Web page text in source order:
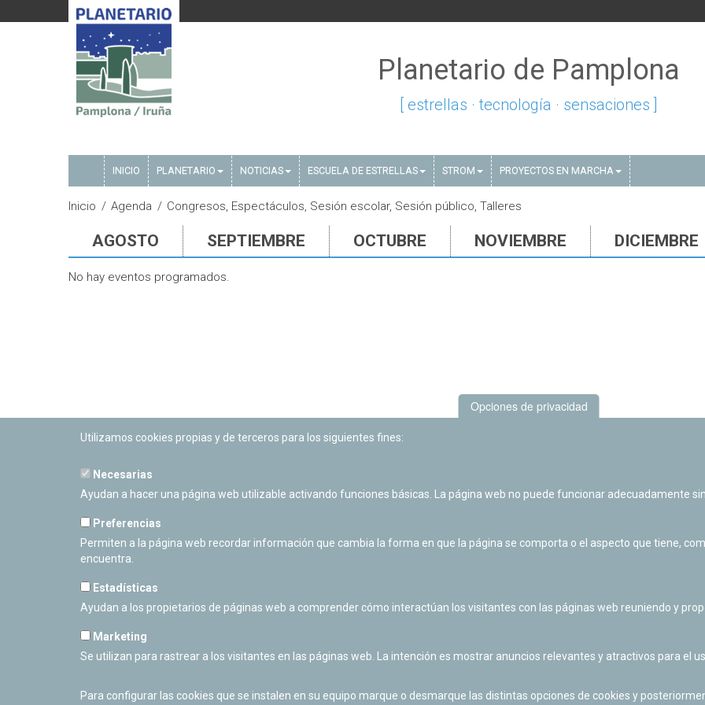
Planetario de Pamplona
[ estrellas · tecnología · sensaciones ]
INICIO PLANETARIO NOTICIAS ESCUELA DE ESTRELLAS STROM PROYECTOS EN MARCHA
Inicio Agenda Congresos, Espectáculos, Sesión escolar, Sesión público, Talleres
AGOSTO SEPTIEMBRE OCTUBRE NOVIEMBRE DICIEMBRE
No hay eventos programados.
PLANETARIO DE PAMPLONA
Calle Sancho RamÃ­rez, s/n
Cerrado Temporalmente
Opciones de privacidad
Utilizamos cookies propias y de terceros para los siguientes fines:
Necesarias
Ayudan a hacer una página web utilizable activando funciones básicas. La página web no puede funcionar adecuadamente
Preferencias
Permiten a la página web recordar información que cambia la forma en que la página se comporta o el aspecto que tiene,
encuentra.
Estadísticas
Ayudan a los propietarios de páginas web a comprender cómo interactúan los visitantes con las páginas web reuniendo y
Marketing
Se utilizan para rastrear a los visitantes en las páginas web. La intención es mostrar anuncios relevantes y atractivos para el
Para configurar las cookies que se instalen en su equipo marque o desmarque las distintas opciones de cookies y